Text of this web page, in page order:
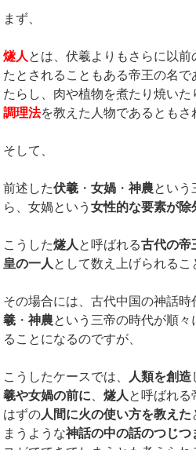
まず、
燧人 とは、伏羲よりもさらに以前
たとされることもある帝王の名で
たらし、肉や植物を煮たり焼い
調理法を教えた人物であるともさ
そして、
前述した伏羲 ・女媧 ・神農という
ら、女媧という女性的な要素が除
こうした燧人 と呼ばれる古代の帝
皇の一人 として数え上げられるこ
その場合には、古代中国の神話時
羲 ・神農という三帝の時代が順
ることになるのですが、
こうしたケースでは、 人類を創造
羲や女媧の前に 、燧人 と呼ばれる
はずの人間に火の使い方を教えた
まうような神話の中の話のつじ